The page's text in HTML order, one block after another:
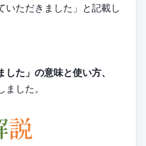
いただきました」と記載し
した」の意味と使い方、
した。